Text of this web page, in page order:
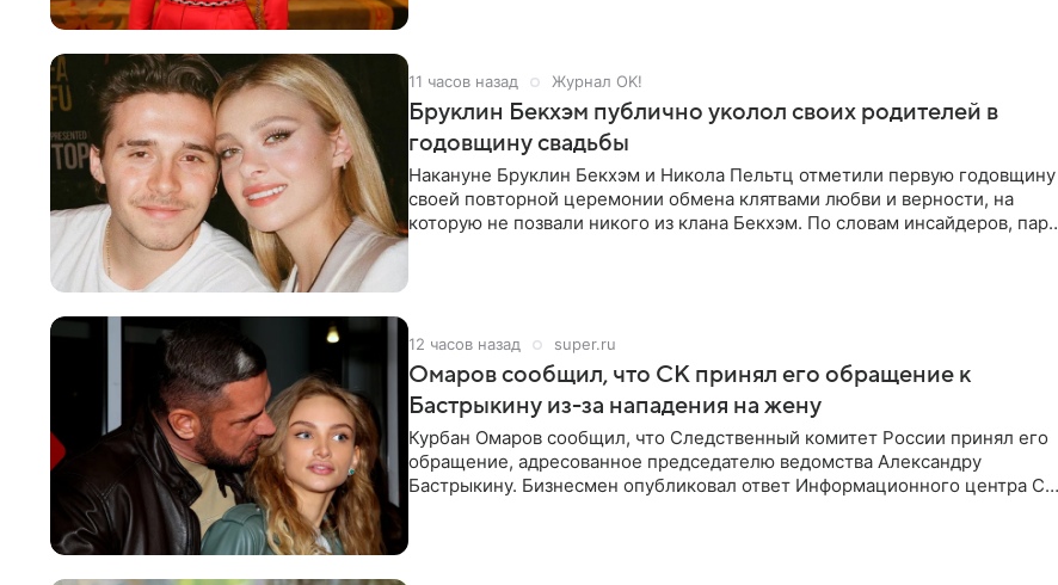
11 часов назад Журнал OK!
Бруклин Бекхэм публично уколол своих родителей в
годовщину свадьбы
Накануне Бруклин Бекхэм и Никола Пельтц отметили первую годовщину
своей повторной церемонии обмена клятвами любви и верности, на
которую не позвали никого из клана Бекхэм. По словам инсайдеров, пара
12 часов назад super.ru
Омаров сообщил, что СК принял его обращение к
Бастрыкину из-за нападения на жену
Курбан Омаров сообщил, что Следственный комитет России принял его
обращение, адресованное председателю ведомства Александру
Бастрыкину. Бизнесмен опубликовал ответ Информационного центра СК